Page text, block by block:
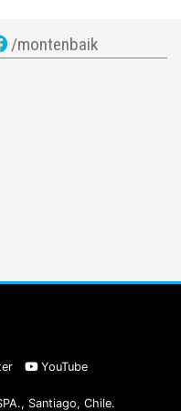
/montenbaik
YouTube
Santiago, Chile.